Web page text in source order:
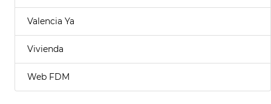
Valencia Ya
Vivienda
Web FDM